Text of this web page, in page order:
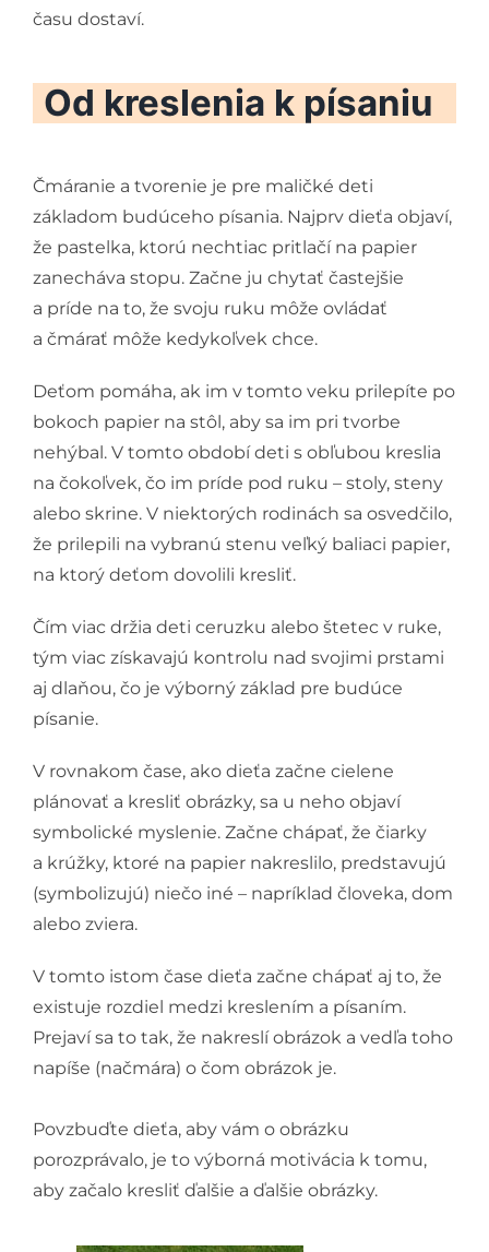
času dostaví.
Od kreslenia k písaniu
Čmáranie a tvorenie je pre maličké deti
základom budúceho písania. Najprv dieťa objaví,
že pastelka, ktorú nechtiac pritlačí na papier
zanecháva stopu. Začne ju chytať častejšie
a príde na to, že svoju ruku môže ovládať
a čmárať môže kedykoľvek chce.
Deťom pomáha, ak im v tomto veku prilepíte po
bokoch papier na stôl, aby sa im pri tvorbe
nehýbal. V tomto období deti s obľubou kreslia
na čokoľvek, čo im príde pod ruku – stoly, steny
alebo skrine. V niektorých rodinách sa osvedčilo,
že prilepili na vybranú stenu veľký baliaci papier,
na ktorý deťom dovolili kresliť.
Čím viac držia deti ceruzku alebo štetec v ruke,
tým viac získavajú kontrolu nad svojimi prstami
aj dlaňou, čo je výborný základ pre budúce
písanie.
V rovnakom čase, ako dieťa začne cielene
plánovať a kresliť obrázky, sa u neho objaví
symbolické myslenie. Začne chápať, že čiarky
a krúžky, ktoré na papier nakreslilo, predstavujú
(symbolizujú) niečo iné – napríklad človeka, dom
alebo zviera.
V tomto istom čase dieťa začne chápať aj to, že
existuje rozdiel medzi kreslením a písaním.
Prejaví sa to tak, že nakreslí obrázok a vedľa toho
napíše (načmára) o čom obrázok je.
Povzbuďte dieťa, aby vám o obrázku
porozprávalo, je to výborná motivácia k tomu,
aby začalo kresliť ďalšie a ďalšie obrázky.